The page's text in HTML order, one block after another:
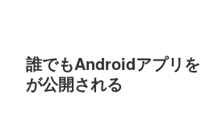
誰でもAndroidアプリ
が公開される